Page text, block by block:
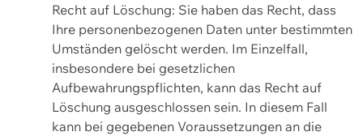
Recht auf Löschung: Sie haben das Recht, dass
Ihre personenbezogenen Daten unter bestimmten
Umständen gelöscht werden. Im Einzelfall,
insbesondere bei gesetzlichen
Aufbewahrungspflichten, kann das Recht auf
Löschung ausgeschlossen sein. In diesem Fall
kann bei gegebenen Voraussetzungen an die